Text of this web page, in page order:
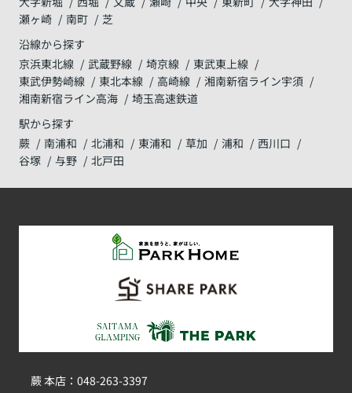
瀬ヶ崎
南町
芝
沿線から探す
京浜東北線
武蔵野線 埼京線
東武東上線
東武伊勢崎線
東北本線 高崎線
湘南新宿ライン宇須
湘南新宿ライン高海
埼玉高速鉄道
駅から探す
蕨
南浦和 北浦和 東浦和 草加 浦和
西川口
谷塚
与野 北戸田
蕨 本店：048-263-3397